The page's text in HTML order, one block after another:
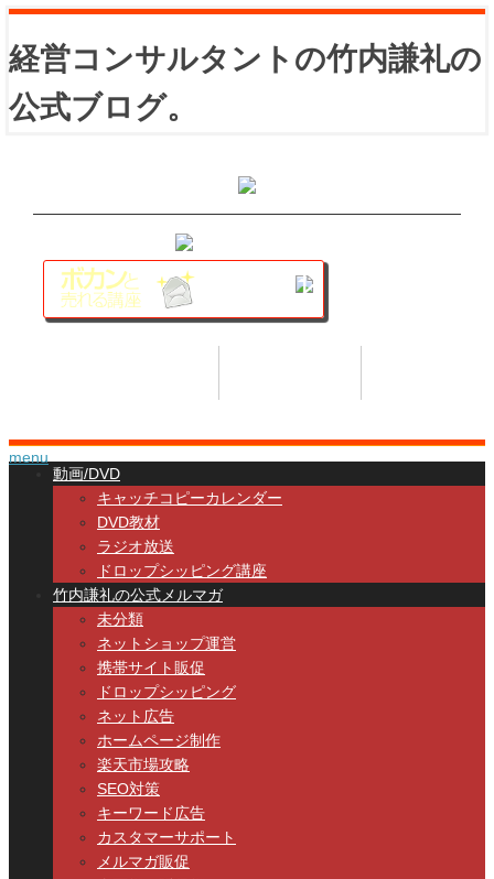
経営コンサルタントの竹内謙礼の
公式ブログ。
menu
動画/DVD
キャッチコピーカレンダー
DVD教材
ラジオ放送
ドロップシッピング講座
竹内謙礼の公式メルマガ
未分類
ネットショップ運営
携帯サイト販促
ドロップシッピング
ネット広告
ホームページ制作
楽天市場攻略
SEO対策
キーワード広告
カスタマーサポート
メルマガ販促